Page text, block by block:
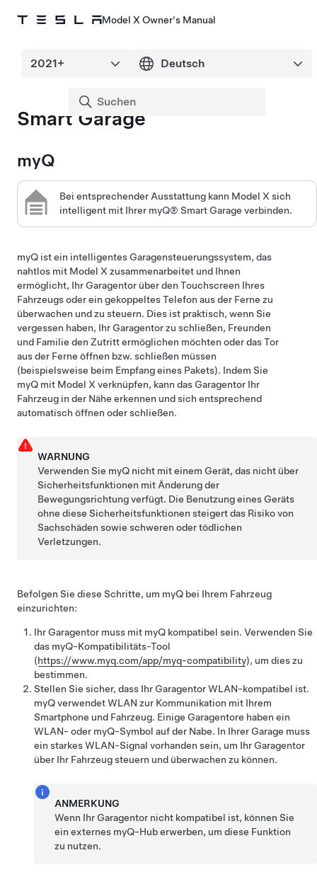
Model X Owner's Manual
Smart Garage
myQ
Bei entsprechender Ausstattung kann Model X sich
intelligent mit Ihrer myQ® Smart Garage verbinden.
myQ ist ein intelligentes Garagensteuerungssystem, das
nahtlos mit Model X zusammenarbeitet und Ihnen
ermöglicht, Ihr Garagentor über den Touchscreen Ihres
Fahrzeugs oder ein gekoppeltes Telefon aus der Ferne zu
überwachen und zu steuern. Dies ist praktisch, wenn Sie
vergessen haben, Ihr Garagentor zu schließen, Freunden
und Familie den Zutritt ermöglichen möchten oder das Tor
aus der Ferne öffnen bzw. schließen müssen
(beispielsweise beim Empfang eines Pakets). Indem Sie
myQ mit Model X verknüpfen, kann das Garagentor Ihr
Fahrzeug in der Nähe erkennen und sich entsprechend
automatisch öffnen oder schließen.
WARNUNG
Verwenden Sie myQ nicht mit einem Gerät, das nicht über
Sicherheitsfunktionen mit Änderung der
Bewegungsrichtung verfügt. Die Benutzung eines Geräts
ohne diese Sicherheitsfunktionen steigert das Risiko von
Sachschäden sowie schweren oder tödlichen
Verletzungen.
Befolgen Sie diese Schritte, um myQ bei Ihrem Fahrzeug
einzurichten:
Ihr Garagentor muss mit myQ kompatibel sein. Verwenden Sie
das myQ-Kompatibilitäts-Tool
(https://www.myq.com/app/myq-compatibility), um dies zu
bestimmen.
Stellen Sie sicher, dass Ihr Garagentor WLAN-kompatibel ist.
myQ verwendet WLAN zur Kommunikation mit Ihrem
Smartphone und Fahrzeug. Einige Garagentore haben ein
WLAN- oder myQ-Symbol auf der Nabe. In Ihrer Garage muss
ein starkes WLAN-Signal vorhanden sein, um Ihr Garagentor
über Ihr Fahrzeug steuern und überwachen zu können.
ANMERKUNG
Wenn Ihr Garagentor nicht kompatibel ist, können Sie
ein externes myQ-Hub erwerben, um diese Funktion
zu nutzen.